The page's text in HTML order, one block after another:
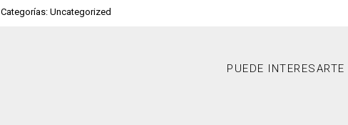
Categorías: Uncategorized
PUEDE INTERESARTE